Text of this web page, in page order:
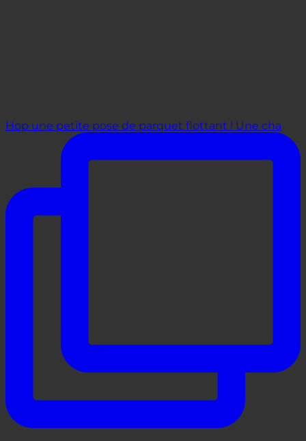
Hop une petite pose de parquet flottant ! Une cha